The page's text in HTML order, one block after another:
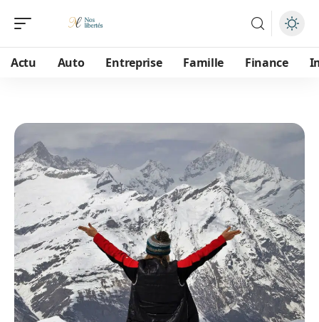
Actu Auto Entreprise Famille Finance